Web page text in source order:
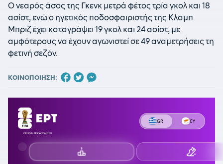
Ο νεαρός άσος της Γκενκ μετρά φέτος τρία γκολ και 18
ασίστ, ενώ ο ηγετικός ποδοσφαιριστής της Κλαμπ
Μπριζ έχει καταγράψει 19 γκολ και 24 ασίστ, με
αμφότερους να έχουν αγωνιστεί σε 49 αναμετρήσεις τη
φετινή σεζόν.
ΚΟΙΝΟΠΟΙΗΣΗ: